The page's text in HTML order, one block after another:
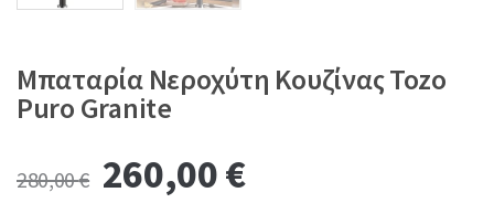
Μπαταρία Νεροχύτη Κουζίνας Tozo
Puro Granite
280,00€ Original
260,00€Current